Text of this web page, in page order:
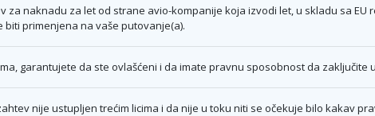
za naknadu za let od strane avio-kompanije koja izvodi let, u skladu sa
biti primenjena na vaše putovanje(a).
garantujete da ste ovlašćeni i da imate pravnu sposobnost da zaključite
nije ustupljen trećim licima i da nije u toku niti se očekuje bilo kakav